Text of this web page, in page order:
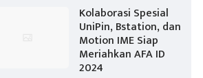
Kolaborasi Spesial
UniPin, Bstation, dan
Motion IME Siap
Meriahkan AFA ID
2024